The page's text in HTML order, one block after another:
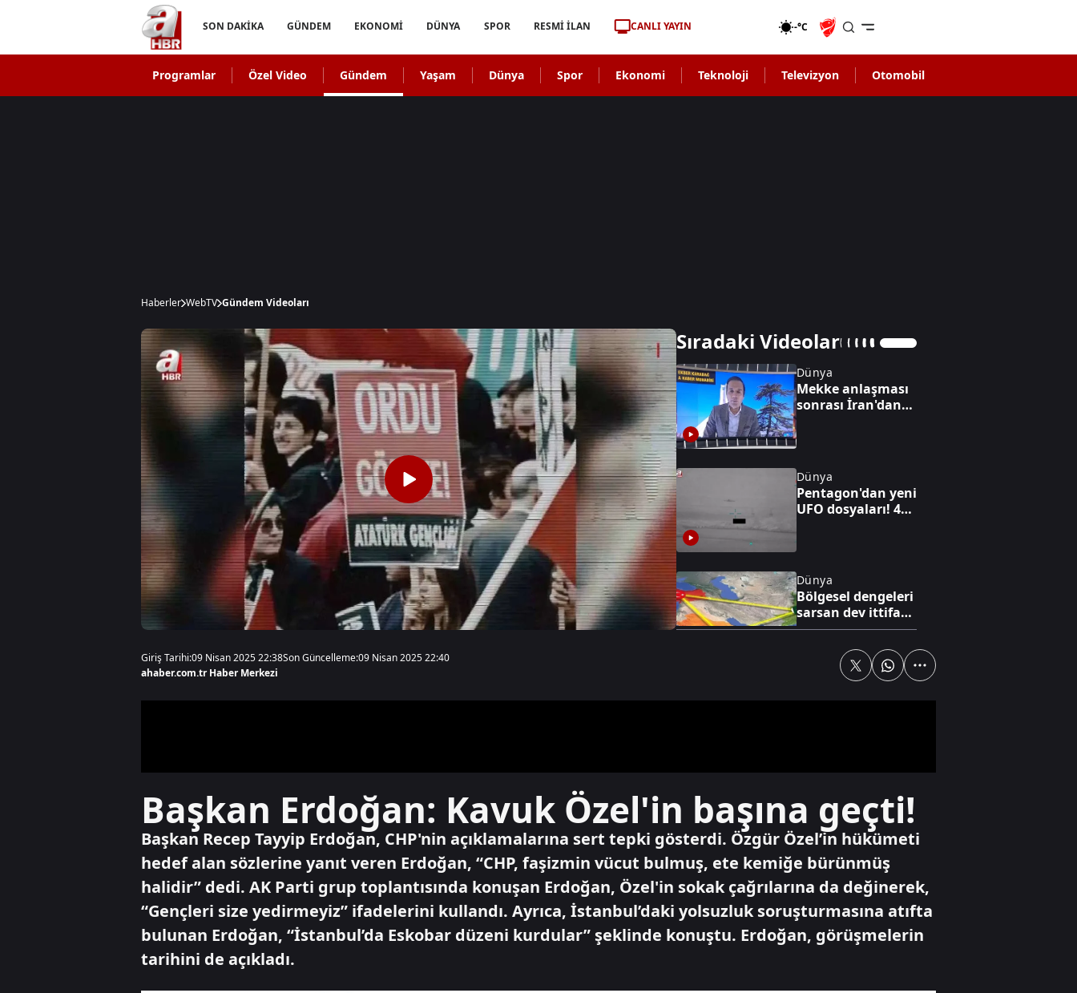
SON DAKİKA GÜNDEM EKONOMİ DÜNYA SPOR RESMİ İLAN CANLI YAYIN -°C
Programlar Özel Video Gündem Yaşam Dünya Spor Ekonomi Teknoloji Televizyon Otomobil
Haberler WebTV Gündem Videoları
Sıradaki Videolar
Dünya
Mekke anlaşması
sonrası İran'dan
cephesi temkinli
Dünya
Pentagon'dan yeni
UFO dosyaları! 41
Dünya
Bölgesel dengeleri
sarsan dev ittifak!
Mekke paktı yeni
5 KIZIYLA
Tek dijital çatı
altında tam
güvenlik
Televizyon
İşte Salah
transferinin
hikayesi
Giriş Tarihi:09 Nisan 2025 22:38Son Güncelleme:09 Nisan 2025 22:40
ahaber.com.tr Haber Merkezi
Başkan Erdoğan: Kavuk Özel'in başına geçti!
Başkan Recep Tayyip Erdoğan, CHP'nin açıklamalarına sert tepki gösterdi. Özgür Özel’in hükümeti
hedef alan sözlerine yanıt veren Erdoğan, “CHP, faşizmin vücut bulmuş, ete kemiğe bürünmüş
halidir” dedi. AK Parti grup toplantısında konuşan Erdoğan, Özel'in sokak çağrılarına da değinerek,
“Gençleri size yedirmeyiz” ifadelerini kullandı. Ayrıca, İstanbul’daki yolsuzluk soruşturmasına atıfta
bulunan Erdoğan, “İstanbul’da Eskobar düzeni kurdular” şeklinde konuştu. Erdoğan, görüşmelerin
tarihini de açıkladı.